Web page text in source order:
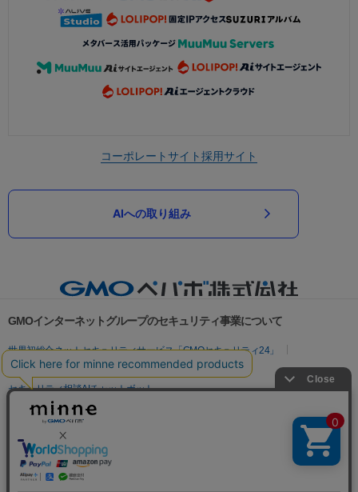
コーポレートサイト採用サイト
AIへの取り組み
GMOインターネットグループのセキュリティ事業について
世界初総合ネットセキュリティサービス「GMOセキュリティ24」
パスワード漏洩診断
Webサイトリスク診断
セキュリティ相談AIチャットボット
実在証明・盗聴対策
サイバー攻撃対策（GMO Flatt Security）
セキュリティ事業の軌跡